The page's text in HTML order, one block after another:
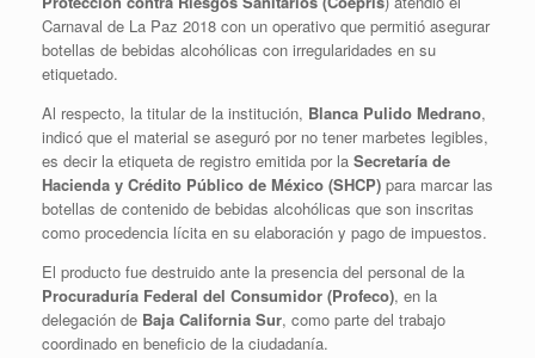
Carnaval de La Paz 2018 con un operativo que permitió asegurar
botellas de bebidas alcohólicas con irregularidades en su
etiquetado.
Al respecto, la titular de la institución, Blanca Pulido Medrano,
indicó que el material se aseguró por no tener marbetes legibles,
es decir la etiqueta de registro emitida por la Secretaría de
Hacienda y Crédito Público de México (SHCP) para marcar las
botellas de contenido de bebidas alcohólicas que son inscritas
como procedencia lícita en su elaboración y pago de impuestos.
El producto fue destruido ante la presencia del personal de la
Procuraduría Federal del Consumidor (Profeco), en la
delegación de Baja California Sur, como parte del trabajo
coordinado en beneficio de la ciudadanía.